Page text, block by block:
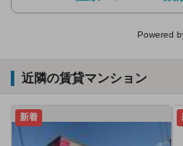
Powered
近隣の賃貸マンション
新着